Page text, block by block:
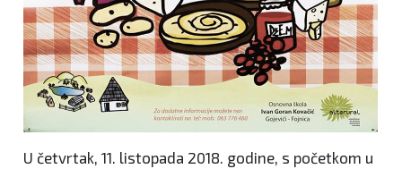
U četvrtak, 11. listopada 2018. godine, s početkom u